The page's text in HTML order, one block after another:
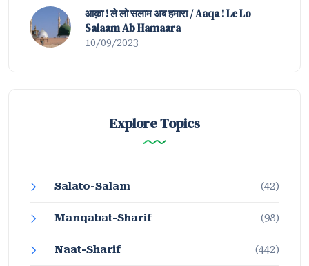
आक़ा ! ले लो सलाम अब हमारा / Aaqa ! Le Lo
Salaam Ab Hamaara
10/09/2023
Explore Topics
Salato-Salam (42)
Manqabat-Sharif (98)
Naat-Sharif (442)